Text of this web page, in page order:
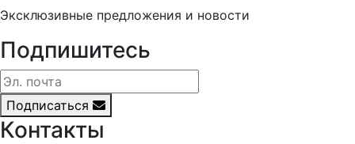
Эксклюзивные предложения и новости
Подпишитесь
Подписаться
Контакты